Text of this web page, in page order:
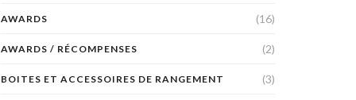
AWARDS (16)
AWARDS / RÉCOMPENSES (2)
BOITES ET ACCESSOIRES DE RANGEMENT (3)